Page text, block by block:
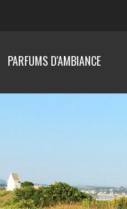
PARFUMS D'AMBIANCE